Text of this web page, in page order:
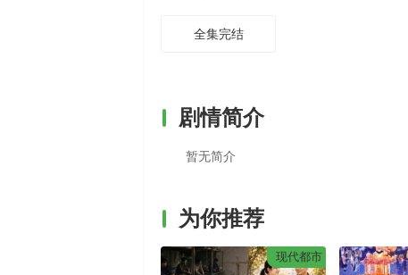
全集完结
剧情简介
暂无简介
为你推荐
现代都市